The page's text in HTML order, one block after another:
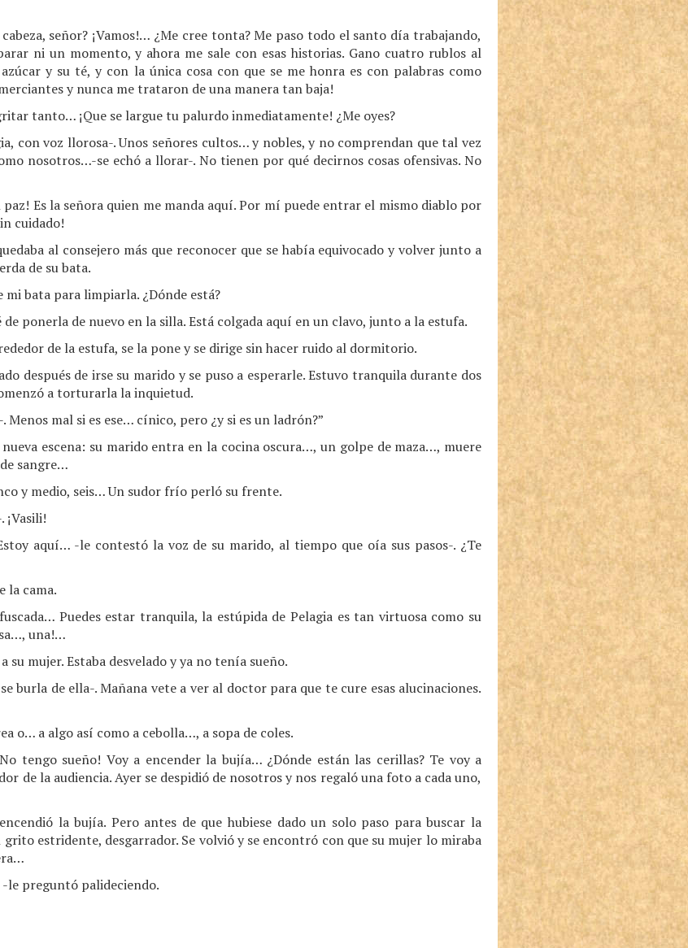
señor? ¡Vamos!… ¿Me cree tonta? Me paso todo el santo día trabajando,
ni un momento, y ahora me sale con esas historias. Gano cuatro rublos al
y su té, y con la única cosa con que se me honra es con palabras como
y nunca me trataron de una manera tan baja!
tanto… ¡Que se largue tu palurdo inmediatamente! ¿Me oyes?
con voz llorosa-. Unos señores cultos… y nobles, y no comprendan que tal vez
nosotros…-se echó a llorar-. No tienen por qué decirnos cosas ofensivas. No
paz! Es la señora quien me manda aquí. Por mí puede entrar el mismo diablo por
cuidado!
al consejero más que reconocer que se había equivocado y volver junto a
de su bata.
mi bata para limpiarla. ¿Dónde está?
de ponerla de nuevo en la silla. Está colgada aquí en un clavo, junto a la estufa.
de la estufa, se la pone y se dirige sin hacer ruido al dormitorio.
después de irse su marido y se puso a esperarle. Estuvo tranquila durante dos
a torturarla la inquietud.
Menos mal si es ese… cínico, pero ¿y si es un ladrón?”
escena: su marido entra en la cocina oscura…, un golpe de maza…, muere
sangre…
y medio, seis… Un sudor frío perló su frente.
aquí… -le contestó la voz de su marido, al tiempo que oía sus pasos-. ¿Te
la cama.
Puedes estar tranquila, la estúpida de Pelagia es tan virtuosa como su
una!…
su mujer. Estaba desvelado y ya no tenía sueño.
burla de ella-. Mañana vete a ver al doctor para que te cure esas alucinaciones.
o… a algo así como a cebolla…, a sopa de coles.
tengo sueño! Voy a encender la bujía… ¿Dónde están las cerillas? Te voy a
de la audiencia. Ayer se despidió de nosotros y nos regaló una foto a cada uno,
la bujía. Pero antes de que hubiese dado un solo paso para buscar la
estridente, desgarrador. Se volvió y se encontró con que su mujer lo miraba
-le preguntó palideciendo.